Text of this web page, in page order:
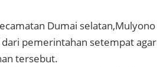
Dumai selatan,Mulyono
pemerintahan setempat agar
tersebut.